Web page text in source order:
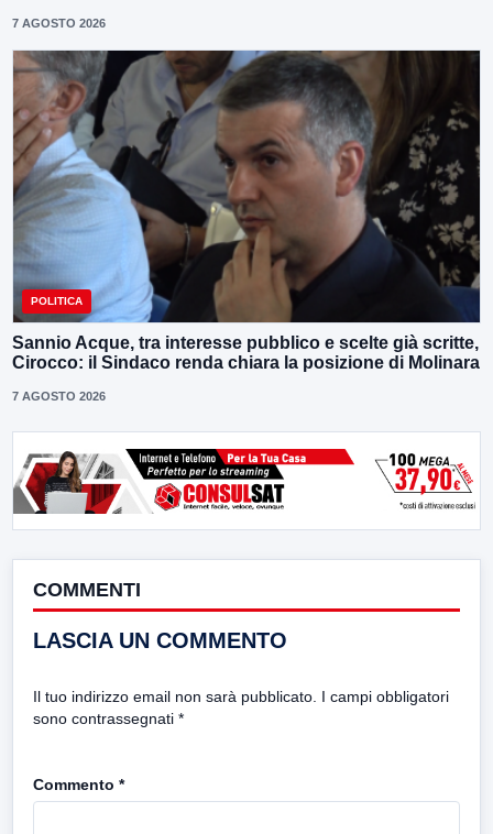
7 AGOSTO 2026
POLITICA
Sannio Acque, tra interesse pubblico e scelte già scritte,
Cirocco: il Sindaco renda chiara la posizione di Molinara
7 AGOSTO 2026
COMMENTI
LASCIA UN COMMENTO
Il tuo indirizzo email non sarà pubblicato. I campi obbligatori
sono contrassegnati *
Commento *